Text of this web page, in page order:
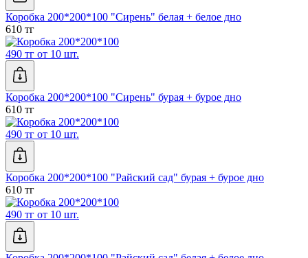
Коробка 200*200*100 "Сирень" белая + белое дно
610 тг
490 тг от 10 шт.
Коробка 200*200*100 "Сирень" бурая + бурое дно
610 тг
490 тг от 10 шт.
Коробка 200*200*100 "Райский сад" бурая + бурое дно
610 тг
490 тг от 10 шт.